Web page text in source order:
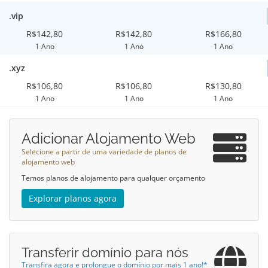
.vip
R$142,80
1 Ano
R$142,80
1 Ano
R$166,80
1 Ano
.xyz
R$106,80
1 Ano
R$106,80
1 Ano
R$130,80
1 Ano
Adicionar Alojamento Web
Selecione a partir de uma variedade de planos de
alojamento web
Temos planos de alojamento para qualquer orçamento
Explorar planos agora
Transferir domínio para nós
Transfira agora e prolongue o domínio por mais 1 ano!*